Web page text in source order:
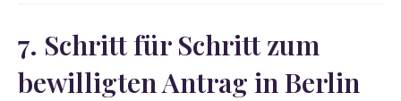
7. Schritt für Schritt zum
bewilligten Antrag in Berlin